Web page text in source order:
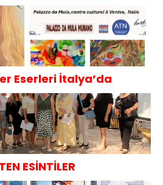
Eserleri İtalya’da
ESİNTİLER